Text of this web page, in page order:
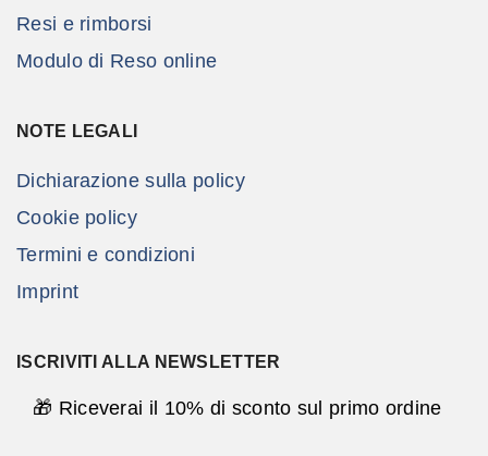
Resi e rimborsi
Modulo di Reso online
NOTE LEGALI
Dichiarazione sulla policy
Cookie policy
Termini e condizioni
Imprint
ISCRIVITI ALLA NEWSLETTER
🎁 Riceverai il 10% di sconto sul primo ordine